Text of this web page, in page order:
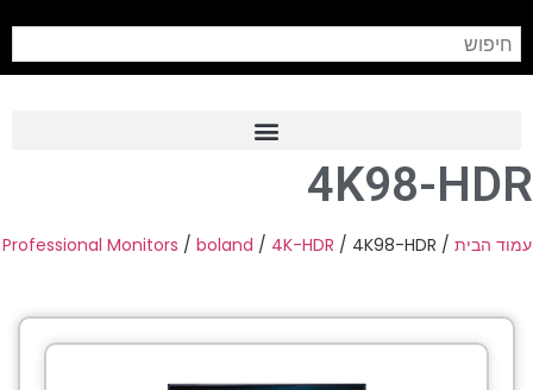
Frame Grabber
Industrial Camera
4K98-HDR
עמוד הבית /
Professional Monitors / boland / 4K-HDR / 4K98-HDR